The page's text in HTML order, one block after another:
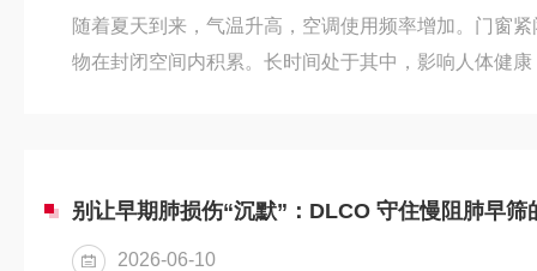
随着夏天到来，气温升高，空调使用频率增加。门窗
物在封闭空间内积累。长时间处于其中，影响人体健
呼吸导致二氧化碳浓度快速升高甲醛/VOC：家具、装
持续释放生物污染：久未清洗...
别让早期肺损伤“沉默”：DLCO 守住慢阻肺早筛
2026-06-10